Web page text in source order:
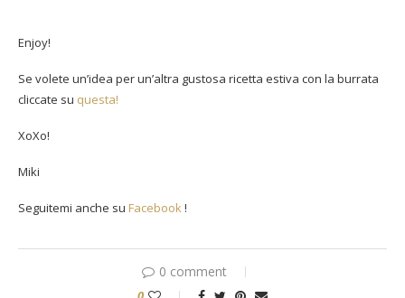
Enjoy!
Se volete un’idea per un’altra gustosa ricetta estiva con la burrata
cliccate su questa!
XoXo!
Miki
Seguitemi anche su Facebook!
0 comment